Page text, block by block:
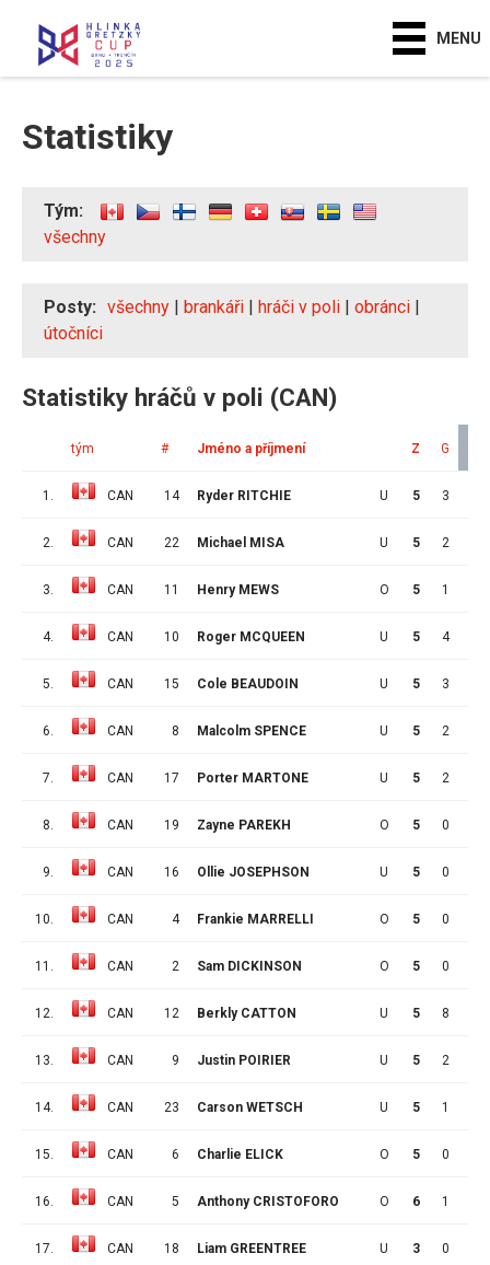
MENU
Statistiky
Tým:
všechny
Posty: všechny | brankáři | hráči v poli | obránci |
útočníci
Statistiky hráčů v poli (CAN)
tým # Jméno a příjmení Z G
1. CAN 14 Ryder RITCHIE U 5 3
2. CAN 22 Michael MISA U 5 2
3. CAN 11 Henry MEWS O 5 1
4. CAN 10 Roger MCQUEEN U 5 4
5. CAN 15 Cole BEAUDOIN U 5 3
6. CAN 8 Malcolm SPENCE U 5 2
7. CAN 17 Porter MARTONE U 5 2
8. CAN 19 Zayne PAREKH O 5 0
9. CAN 16 Ollie JOSEPHSON U 5 0
10. CAN 4 Frankie MARRELLI O 5 0
11. CAN 2 Sam DICKINSON O 5 0
12. CAN 12 Berkly CATTON U 5 8
13. CAN 9 Justin POIRIER U 5 2
14. CAN 23 Carson WETSCH U 5 1
15. CAN 6 Charlie ELICK O 5 0
16. CAN 5 Anthony CRISTOFORO O 6 1
17. CAN 18 Liam GREENTREE U 3 0